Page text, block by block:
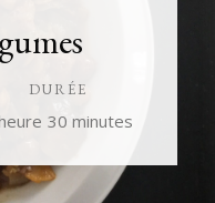
DURÉE
30 minutes